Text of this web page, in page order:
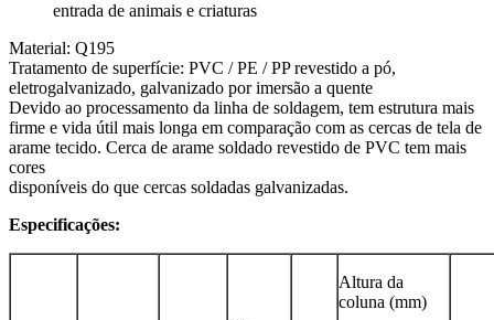
entrada de animais e criaturas
Material: Q195
Tratamento de superfície: PVC / PE / PP revestido a pó,
eletrogalvanizado, galvanizado por imersão a quente
Devido ao processamento da linha de soldagem, tem estrutura mais
firme e vida útil mais longa em comparação com as cercas de tela de
arame tecido. Cerca de arame soldado revestido de PVC tem mais
cores
disponíveis do que cercas soldadas galvanizadas.
Especificações:
Altura da
coluna (mm)